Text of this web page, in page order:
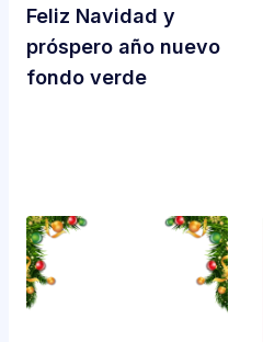
Feliz Navidad y
próspero año nuevo
fondo verde